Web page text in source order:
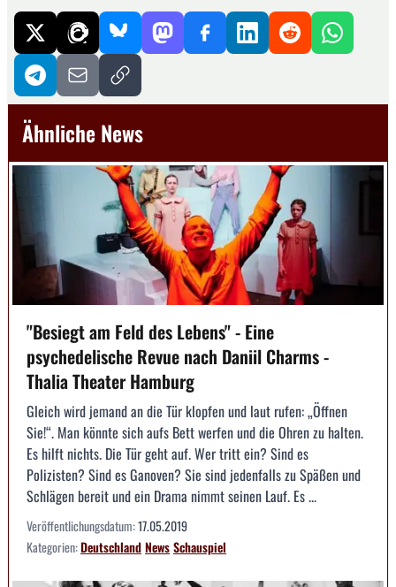
Ähnliche News
"Besiegt am Feld des Lebens" - Eine
psychedelische Revue nach Daniil Charms -
Thalia Theater Hamburg
Gleich wird jemand an die Tür klopfen und laut rufen: „Öffnen
Sie!“. Man könnte sich aufs Bett werfen und die Ohren zu halten.
Es hilft nichts. Die Tür geht auf. Wer tritt ein? Sind es
Polizisten? Sind es Ganoven? Sie sind jedenfalls zu Späßen und
Schlägen bereit und ein Drama nimmt seinen Lauf. Es ...
Veröffentlichungsdatum:17.05.2019
Kategorien:DeutschlandNewsSchauspiel